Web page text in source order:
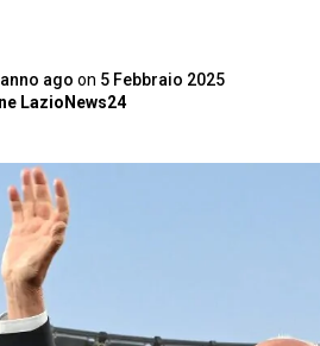
ago on 5 Febbraio 2025
LazioNews24